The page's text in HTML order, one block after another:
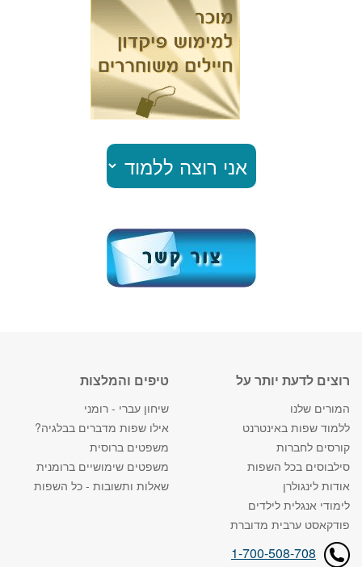
רוצים לדעת יותר על
המורים שלנו
ללמוד שפות באינטרנט
קורסים לחברות
סילבוסים בכל השפות
אודות לינגולרן
לימודי אנגלית לילדים
פודקאסט ערבית מדוברת
1-700-508-708
טיפים והמלצות
שיחון עברי - רומני
אילו שפות מדברים בבלגיה?
משפטים ברוסית
משפטים שימושיים ברומנית
שאלות ותשובות - כל השפות